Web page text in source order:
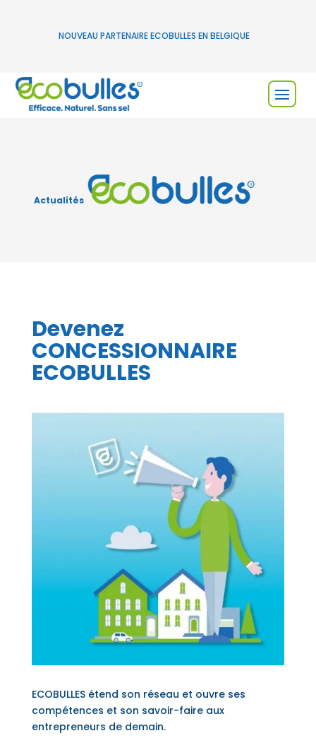
NOUVEAU PARTENAIRE ECOBULLES EN BELGIQUE
Actualités
Devenez
CONCESSIONNAIRE
ECOBULLES
ECOBULLES étend son réseau et ouvre ses
compétences et son savoir-faire aux
entrepreneurs de demain.